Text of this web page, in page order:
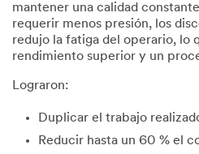
mantener una calidad
requerir menos presión, los
redujo la fatiga del operario, lo
rendimiento superior y un
Lograron:
Duplicar el trabajo
Reducir hasta un 60 % el